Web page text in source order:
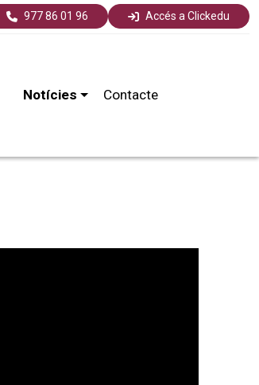
977 86 01 96 Accés a Clickedu
Notícies Contacte